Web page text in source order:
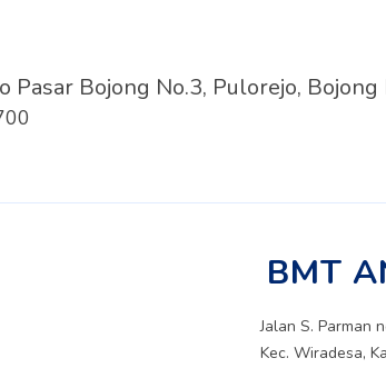
Pasar Bojong No.3, Pulorejo,
BMT
Jalan S. Parman
Kec. Wiradesa,